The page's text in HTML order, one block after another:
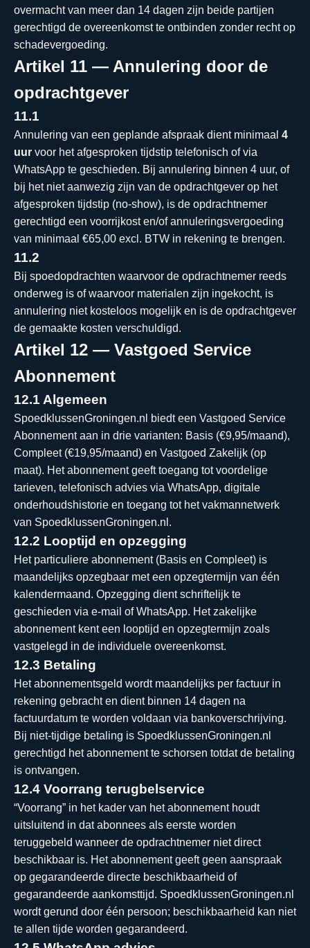
overmacht van meer dan 14 dagen zijn beide partijen
gerechtigd de overeenkomst te ontbinden zonder recht op
schadevergoeding.
Artikel 11 — Annulering door de
opdrachtgever
11.1
Annulering van een geplande afspraak dient minimaal 4
uur voor het afgesproken tijdstip telefonisch of via
WhatsApp te geschieden. Bij annulering binnen 4 uur, of
bij het niet aanwezig zijn van de opdrachtgever op het
afgesproken tijdstip (no-show), is de opdrachtnemer
gerechtigd een voorrijkost en/of annuleringsvergoeding
van minimaal €65,00 excl. BTW in rekening te brengen.
11.2
Bij spoedopdrachten waarvoor de opdrachtnemer reeds
onderweg is of waarvoor materialen zijn ingekocht, is
annulering niet kosteloos mogelijk en is de opdrachtgever
de gemaakte kosten verschuldigd.
Artikel 12 — Vastgoed Service
Abonnement
12.1 Algemeen
SpoedklussenGroningen.nl biedt een Vastgoed Service
Abonnement aan in drie varianten: Basis (€9,95/maand),
Compleet (€19,95/maand) en Vastgoed Zakelijk (op
maat). Het abonnement geeft toegang tot voordelige
tarieven, telefonisch advies via WhatsApp, digitale
onderhoudshistorie en toegang tot het vakmannetwerk
van SpoedklussenGroningen.nl.
12.2 Looptijd en opzegging
Het particuliere abonnement (Basis en Compleet) is
maandelijks opzegbaar met een opzegtermijn van één
kalendermaand. Opzegging dient schriftelijk te
geschieden via e-mail of WhatsApp. Het zakelijke
abonnement kent een looptijd en opzegtermijn zoals
vastgelegd in de individuele overeenkomst.
12.3 Betaling
Het abonnementsgeld wordt maandelijks per factuur in
rekening gebracht en dient binnen 14 dagen na
factuurdatum te worden voldaan via bankoverschrijving.
Bij niet-tijdige betaling is SpoedklussenGroningen.nl
gerechtigd het abonnement te schorsen totdat de betaling
is ontvangen.
12.4 Voorrang terugbelservice
“Voorrang” in het kader van het abonnement houdt
uitsluitend in dat abonnees als eerste worden
teruggebeld wanneer de opdrachtnemer niet direct
beschikbaar is. Het abonnement geeft geen aanspraak
op gegarandeerde directe beschikbaarheid of
gegarandeerde aankomsttijd. SpoedklussenGroningen.nl
wordt gerund door één persoon; beschikbaarheid kan niet
te allen tijde worden gegarandeerd.